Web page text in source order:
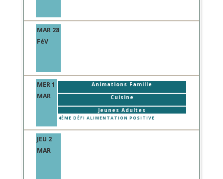
MAR 28
FéV
MER 1
MAR
Animations Famille
Cuisine
Jeunes Adultes
4ÈME DÉFI ALIMENTATION POSITIVE
JEU 2
MAR